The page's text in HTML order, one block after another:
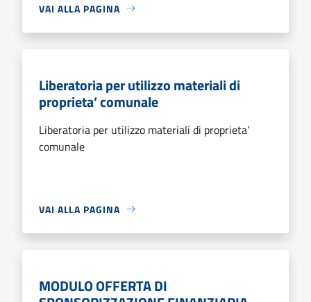
VAI ALLA PAGINA
Liberatoria per utilizzo materiali di
proprieta’ comunale
Liberatoria per utilizzo materiali di proprieta’
comunale
VAI ALLA PAGINA
MODULO OFFERTA DI